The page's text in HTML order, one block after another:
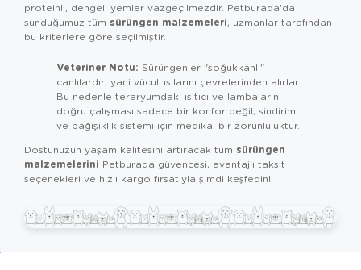
proteinli, dengeli yemler vazgeçilmezdir. Petburada'da
sunduğumuz tüm sürüngen malzemeleri, uzmanlar tarafından
bu kriterlere göre seçilmiştir.
Veteriner Notu: Sürüngenler "soğukkanlı"
canlılardır; yani vücut ısılarını çevrelerinden alırlar.
Bu nedenle teraryumdaki ısıtıcı ve lambaların
doğru çalışması sadece bir konfor değil, sindirim
ve bağışıklık sistemi için medikal bir zorunluluktur.
Dostunuzun yaşam kalitesini artıracak tüm sürüngen
malzemelerini Petburada güvencesi, avantajlı taksit
seçenekleri ve hızlı kargo fırsatıyla şimdi keşfedin!